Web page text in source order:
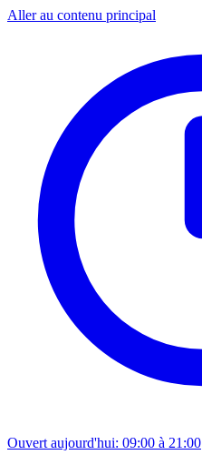
Aller au contenu principal
Ouvert aujourd'hui: 09:00 à 21:00